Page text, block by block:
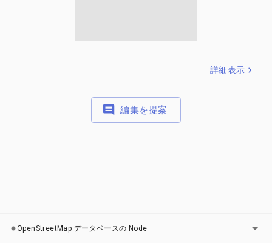
詳細表示
編集を提案
OpenStreetMap データベースの Node レイヤー